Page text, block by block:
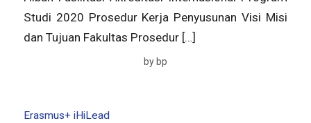
Studi 2020 Prosedur Kerja Penyusunan Visi Misi
dan Tujuan Fakultas Prosedur […]
by bp
Erasmus+ iHiLead